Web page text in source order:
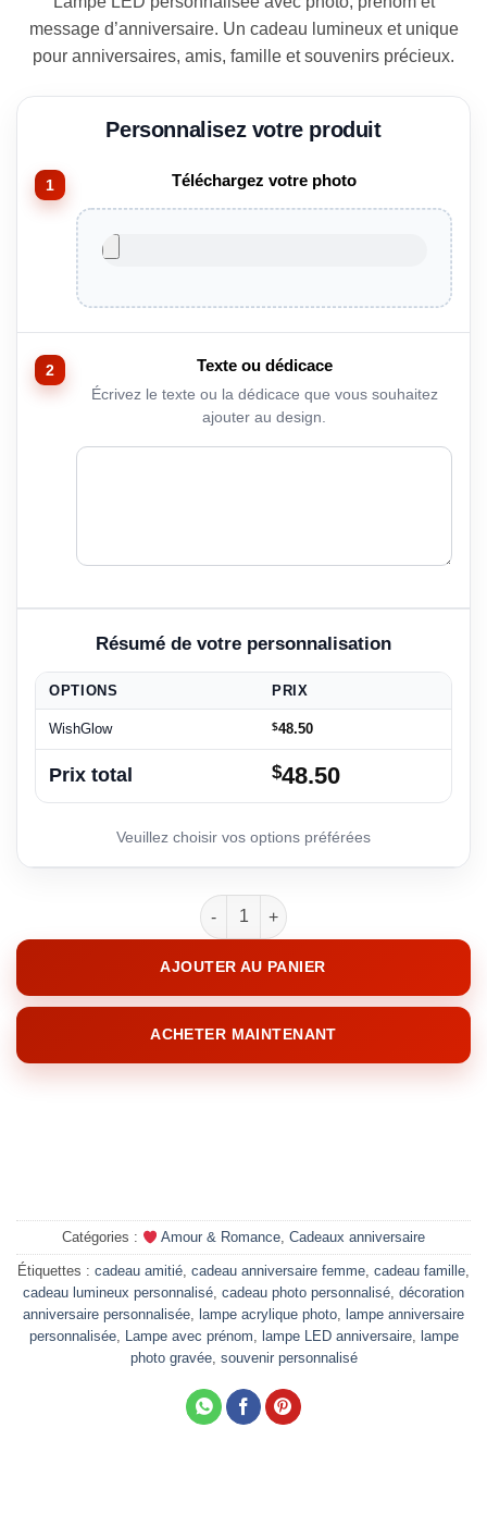
$54.00.$48.50.
message d’anniversaire. Un cadeau lumineux et unique
pour anniversaires, amis, famille et souvenirs précieux.
Téléchargez votre photo
Texte ou dédicace
Écrivez le texte ou la dédicace que vous souhaitez
ajouter au design.
OPTIONS PRIX
WishGlow $48.50
Prix total $48.50
quantité de WishGlow
AJOUTER AU PANIER
ACHETER MAINTENANT
Catégories : Amour & Romance,Cadeaux anniversaire
Étiquettes : cadeau amitié, cadeau anniversaire femme, cadeau famille,
cadeau lumineux personnalisé, cadeau photo personnalisé, décoration
anniversaire personnalisée, lampe acrylique photo, lampe anniversaire
personnalisée, Lampe avec prénom, lampe LED anniversaire, lampe
photo gravée, souvenir personnalisé